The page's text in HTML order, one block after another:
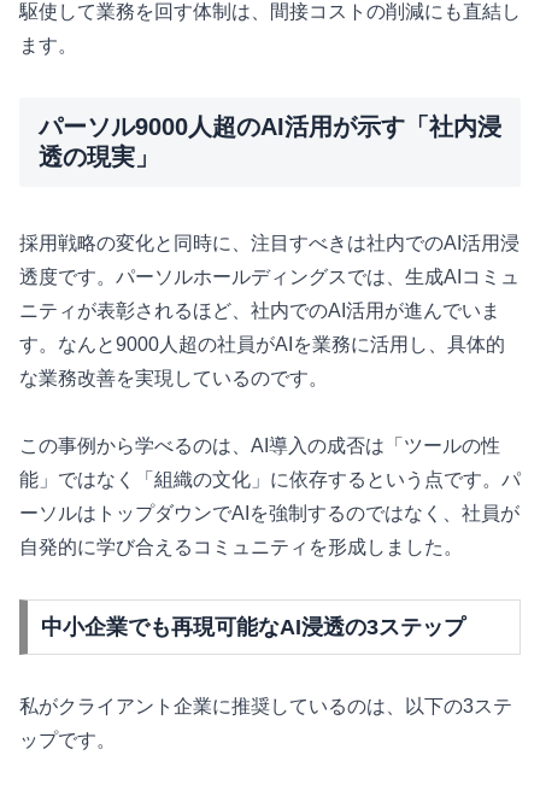
駆使して業務を回す体制は、間接コストの削減にも直結し
ます。
パーソル9000人超のAI活用が示す「社内浸
透の現実」
採用戦略の変化と同時に、注目すべきは社内でのAI活用浸
透度です。パーソルホールディングスでは、生成AIコミュ
ニティが表彰されるほど、社内でのAI活用が進んでいま
す。なんと9000人超の社員がAIを業務に活用し、具体的
な業務改善を実現しているのです。
この事例から学べるのは、AI導入の成否は「ツールの性
能」ではなく「組織の文化」に依存するという点です。パ
ーソルはトップダウンでAIを強制するのではなく、社員が
自発的に学び合えるコミュニティを形成しました。
中小企業でも再現可能なAI浸透の3ステップ
私がクライアント企業に推奨しているのは、以下の3ステ
ップです。